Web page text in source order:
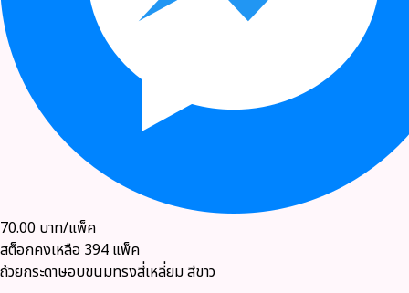
70.00 บาท/แพ็ค
สต็อกคงเหลือ 394 แพ็ค
ถ้วยกระดาษอบขนมทรงสี่เหลี่ยม สีขาว